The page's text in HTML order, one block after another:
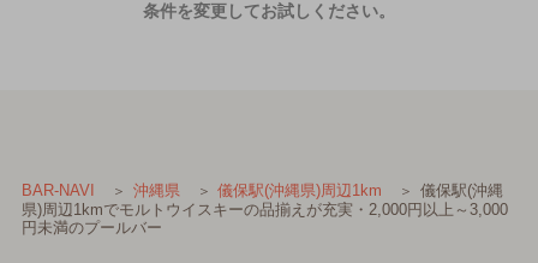
条件を変更してお試しください。
BAR-NAVI 沖縄県 儀保駅(沖縄県)周辺1km
儀保駅(沖縄
県)周辺1kmでモルトウイスキーの品揃えが充実・2,000円以上～3,000
円未満のプールバー